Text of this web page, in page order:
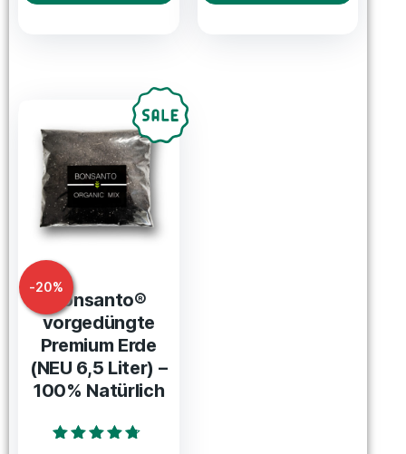
-20%
Bonsanto®
vorgedüngte
Premium Erde
(NEU 6,5 Liter) –
100% Natürlich